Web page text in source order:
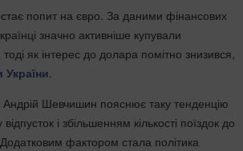
попит на євро. За даними фінансових
значно активніше купували
як інтерес до долара помітно знизився,
України
Андрій Шевчишин пояснює таку тенденцію
і збільшенням кількості поїздок до
фактором стала політика